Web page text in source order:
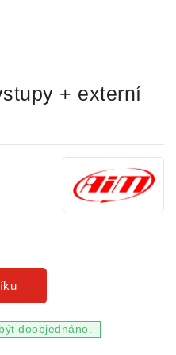
+ externí
doobjednáno.